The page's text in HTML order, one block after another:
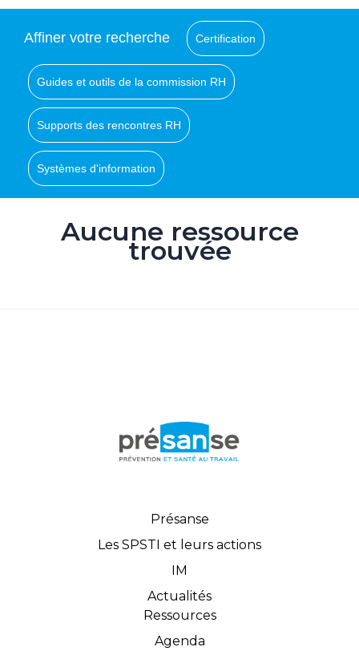
Affiner votre recherche Certification
Guides et outils de la commission RH
Supports des rencontres RH
Systèmes d'information
Aucune ressource
trouvée
Présanse
Les SPSTI et leurs actions
IM
Actualités
Ressources
Agenda